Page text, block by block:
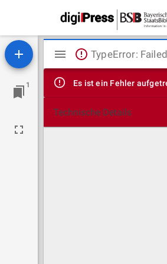
1
Mirador
Viewer
TypeError:
Es ist ein Fehler
Technische Details